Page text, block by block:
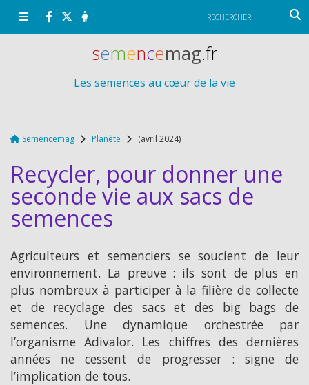
Semencemag Planète (avril 2024)
Recycler, pour donner une
seconde vie aux sacs de
semences
Agriculteurs et semenciers se soucient de leur
environnement. La preuve : ils sont de plus en
plus nombreux à participer à la filière de collecte
et de recyclage des sacs et des big bags de
semences. Une dynamique orchestrée par
l’organisme Adivalor. Les chiffres des dernières
années ne cessent de progresser : signe de
l’implication de tous.
semencemag.fr
Les semences au cœur de la vie
Panneau de gestion des cookies